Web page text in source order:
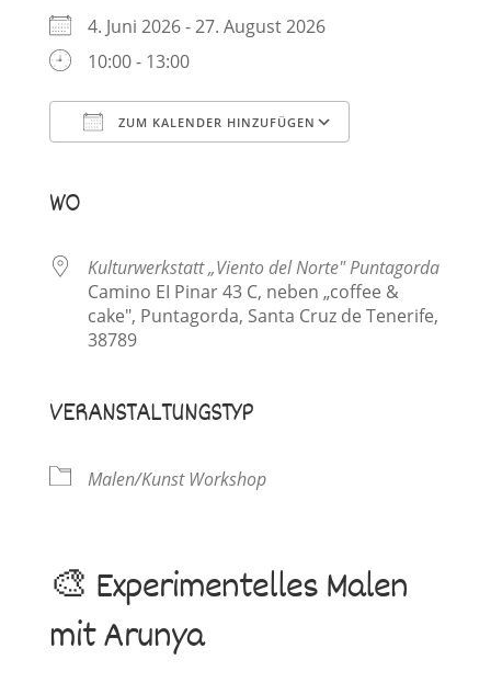
4. Juni 2026 - 27. August 2026
10:00 - 13:00
ZUM KALENDER HINZUFÜGEN
WO
Kulturwerkstatt „Viento del Norte" Puntagorda
Camino EI Pinar 43 C, neben „coffee &
cake", Puntagorda, Santa Cruz de Tenerife,
38789
VERANSTALTUNGSTYP
Malen/Kunst Workshop
🎨 Experimentelles Malen
mit Arunya